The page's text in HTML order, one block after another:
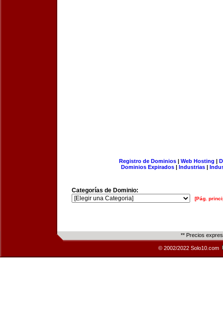
Registro de Dominios| Web Hosting |
Dominios Expirados | Industrias |
Categorías de Dominio:
[Pág.
** Precios
© 2002/2022 Solo10.com